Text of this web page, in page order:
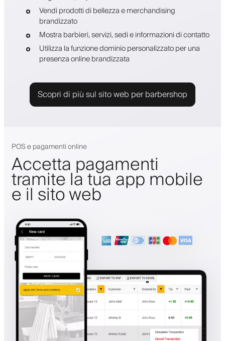
Vendi prodotti di bellezza e merchandising
brandizzato
Mostra barbieri, servizi, sedi e informazioni di contatto
Utilizza la funzione dominio personalizzato per una
presenza online brandizzata
Scopri di più sul sito web per barbershop
POS e pagamenti online
Accetta pagamenti
tramite la tua app mobile
e il sito web